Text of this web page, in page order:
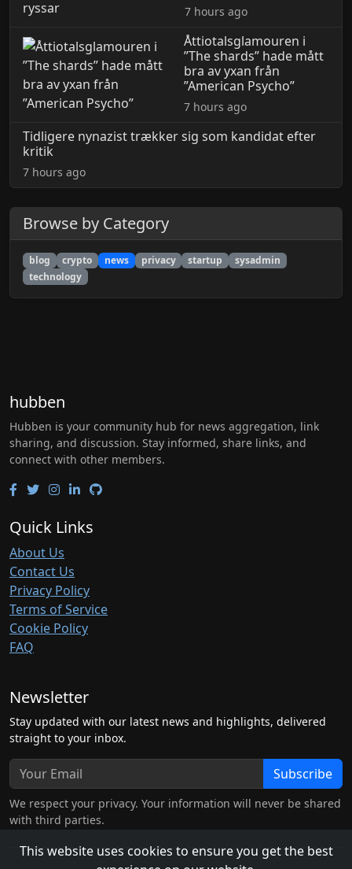
This website uses cookies to ensure you get the best
7 hours ago
Åttiotalsglamouren i
”The shards” hade mått
bra av yxan från
”American Psycho”
7 hours ago
Tidligere nynazist trækker sig som kandidat efter
kritik
7 hours ago
Browse by Category
blog crypto news privacy startup
sysadmin
technology
hubben
Hubben is your community hub for news aggregation, link
sharing, and discussion. Stay informed, share links, and
connect with other members.
Quick Links
About Us
Contact Us
Privacy Policy
Terms of Service
Cookie Policy
FAQ
Newsletter
Stay updated with our latest news and highlights, delivered
straight to your inbox.
Subscribe
We respect your privacy. Your information will never be shared
with third parties.